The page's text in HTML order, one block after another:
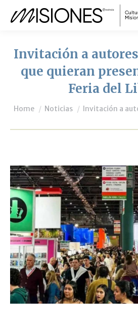
Invitación a
que quieran
Feria del
You are here:
Home Noticias Invitación a